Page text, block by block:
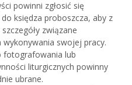
powinni zgłosić się
księdza proboszcza, aby z
związane
swojej pracy.
fotografowania lub
liturgicznych powinny
ubrane.